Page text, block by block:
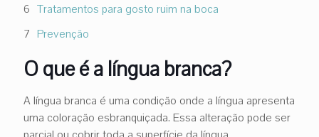
Tratamentos para gosto ruim na boca
Prevenção
O que é a língua branca?
A língua branca é uma condição onde a língua apresenta
uma coloração esbranquiçada. Essa alteração pode ser